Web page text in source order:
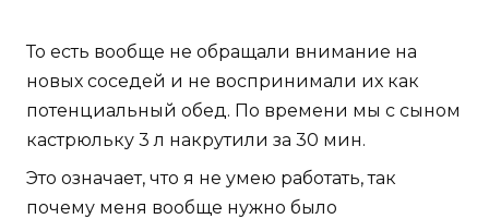
То есть вообще не обращали внимание на
новых соседей и не воспринимали их как
потенциальный обед. По времени мы с сыном
кастрюльку 3 л накрутили за 30 мин.
Это означает, что я не умею работать, так
почему меня вообще нужно было